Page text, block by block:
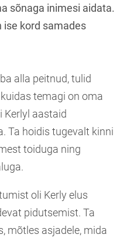
sõnaga inimesi aidata.
ise kord samades
alla peitnud, tulid
kuidas temagi on oma
Kerlyl aastaid
Ta hoidis tugevalt kinni
toiduga ning
oli Kerly elus
pidutsemist. Ta
mõtles asjadele, mida